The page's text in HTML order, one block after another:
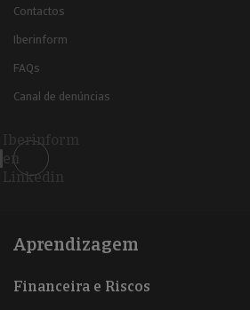
Contactos
Iberinform
FAQs
Canal de denúncias
Iberinform
en
Linkedin
Aprendizagem
Financeira e Riscos